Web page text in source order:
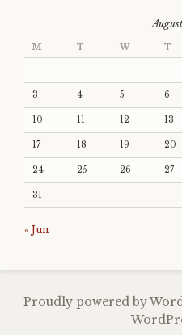
M T W T
3 4 5 6
10 11 12 13
17 18 19 20
24 25 26 27
31
« Jun
Proudly powered by